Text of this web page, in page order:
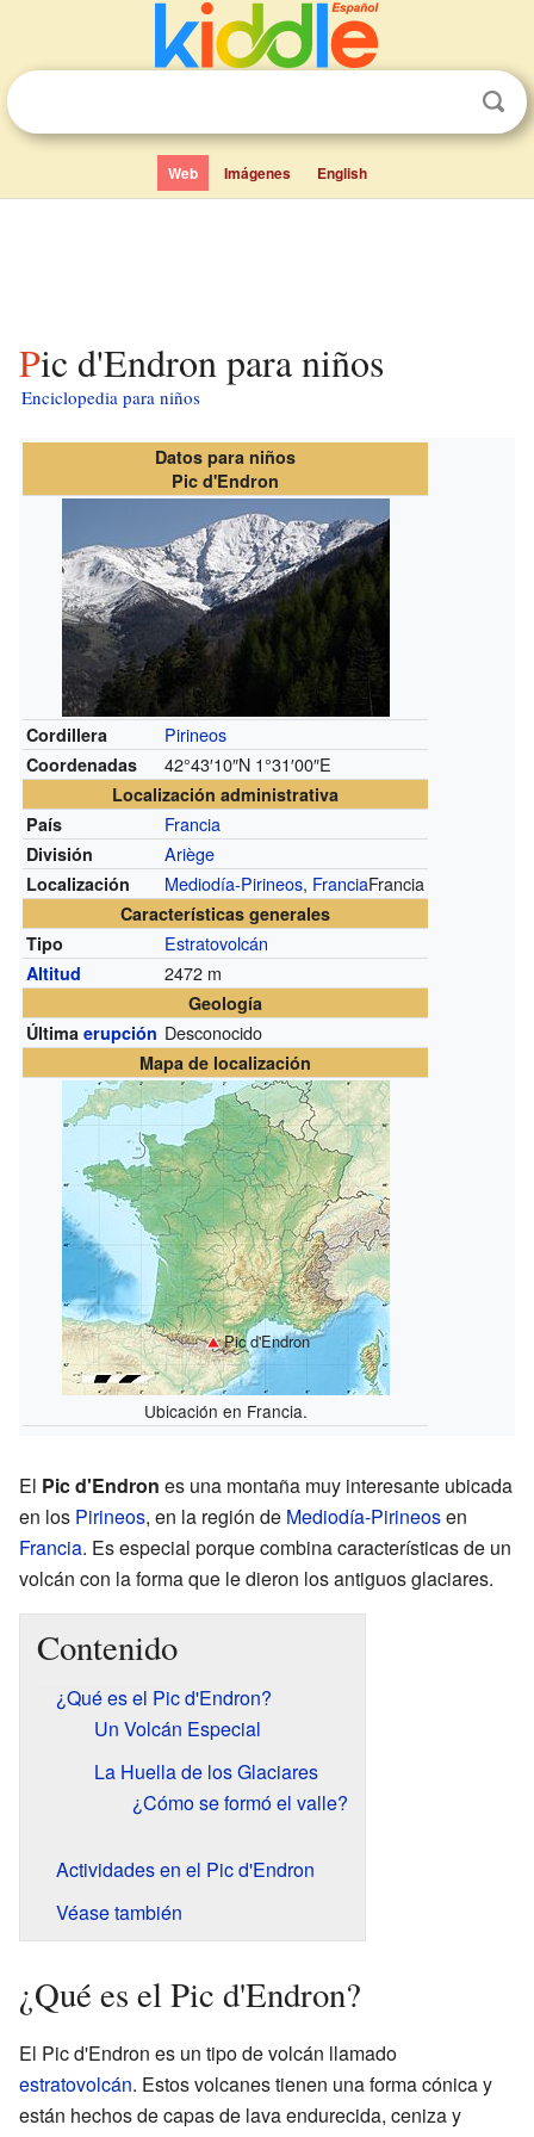
Web Imágenes English
Pic d'Endron para niños
Enciclopedia para niños
Datos para niños
Pic d'Endron
Cordillera Pirineos
Coordenadas 42°43′10″N 1°31′00″E
Localización administrativa
País
Francia
División Ariège
Localización Mediodía-Pirineos, FranciaFrancia
Características generales
Tipo
Estratovolcán
Altitud 2472 m
Geología
Últimaerupción Desconocido
Mapa de localización
Pic d'Endron
Ubicación en Francia.
El Pic d'Endron es una montaña muy interesante ubicada
en los Pirineos, en la región de Mediodía-Pirineosen
Francia. Es especial porque combina características de un
volcán con la forma que le dieron los antiguos glaciares.
Contenido
¿Qué es el Pic d'Endron?
Un Volcán Especial
La Huella de los Glaciares
¿Cómo se formó el valle?
Actividades en el Pic d'Endron
Véase también
¿Qué es el Pic d'Endron?
El Pic d'Endron es un tipo de volcán llamado
estratovolcán. Estos volcanes tienen una forma cónica y
están hechos de capas de lava endurecida, ceniza y